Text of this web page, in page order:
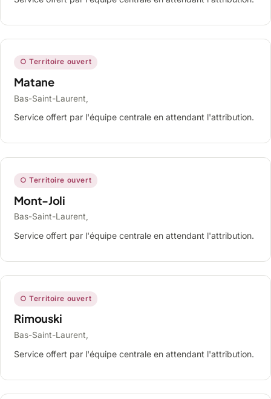
○ Territoire ouvert
Matane
Bas-Saint-Laurent,
Service offert par l'équipe centrale en attendant l'attribution.
○ Territoire ouvert
Mont-Joli
Bas-Saint-Laurent,
Service offert par l'équipe centrale en attendant l'attribution.
○ Territoire ouvert
Rimouski
Bas-Saint-Laurent,
Service offert par l'équipe centrale en attendant l'attribution.